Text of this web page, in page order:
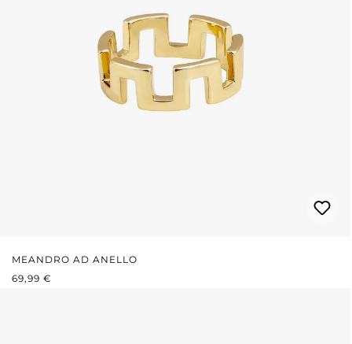
MEANDRO AD ANELLO
PREZZO NORMALE:
69,99 €